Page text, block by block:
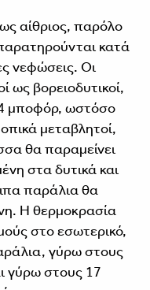
αίθριος, παρόλο
κατά
νεφώσεις. Οι
ως βορειοδυτικοί,
4 μποφόρ, ωστόσο
μεταβλητοί,
θα παραμείνει
στα δυτικά και
παράλια θα
Η θερμοκρασία
στο εσωτερικό,
γύρω στους
γύρω στους 17